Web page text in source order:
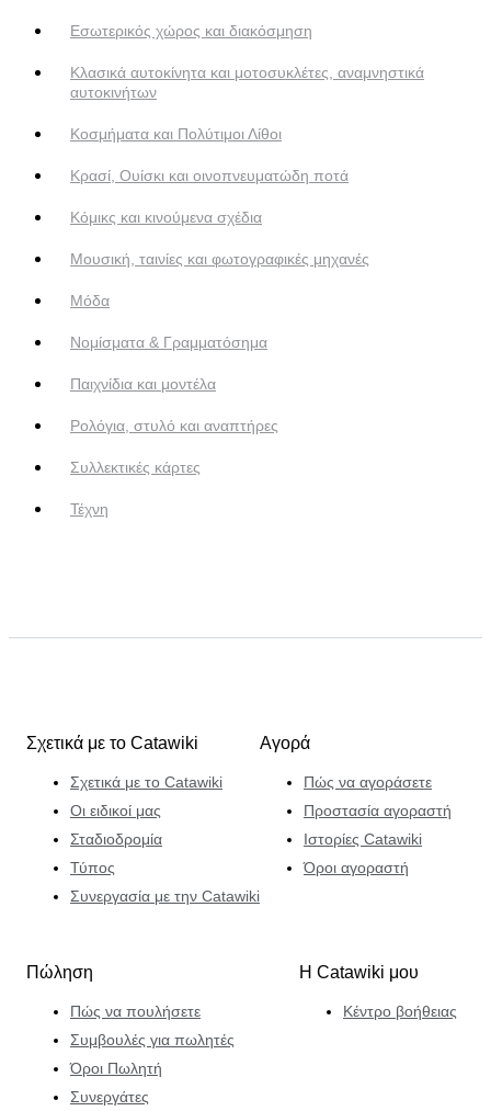
Εσωτερικός χώρος και διακόσμηση
Κλασικά αυτοκίνητα και μοτοσυκλέτες, αναμνηστικά
αυτοκινήτων
Κοσμήματα και Πολύτιμοι Λίθοι
Κρασί, Ουίσκι και οινοπνευματώδη ποτά
Κόμικς και κινούμενα σχέδια
Μουσική, ταινίες και φωτογραφικές μηχανές
Μόδα
Νομίσματα & Γραμματόσημα
Παιχνίδια και μοντέλα
Ρολόγια, στυλό και αναπτήρες
Συλλεκτικές κάρτες
Τέχνη
Σχετικά με το Catawiki
Σχετικά με το Catawiki
Οι ειδικοί μας
Σταδιοδρομία
Τύπος
Συνεργασία με την Catawiki
Αγορά
Πώς να αγοράσετε
Προστασία αγοραστή
Ιστορίες Catawiki
Όροι αγοραστή
Πώληση
Πώς να πουλήσετε
Συμβουλές για πωλητές
Όροι Πωλητή
Συνεργάτες
Η Catawiki μου
Κέντρο βοήθειας